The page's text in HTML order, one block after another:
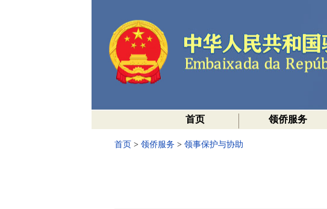
首页 领侨服务
首页 > 领侨服务 > 领事保护与协助